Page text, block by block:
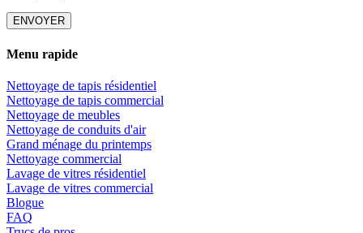
Menu rapide
Nettoyage de tapis résidentiel
Nettoyage de tapis commercial
Nettoyage de meubles
Nettoyage de conduits d'air
Grand ménage du printemps
Nettoyage commercial
Lavage de vitres résidentiel
Lavage de vitres commercial
Blogue
FAQ